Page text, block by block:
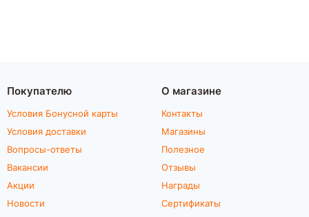
Покупателю
Условия Бонусной карты
Условия доставки
Вопросы-ответы
Вакансии
Акции
Новости
О магазине
Контакты
Магазины
Полезное
Отзывы
Награды
Сертификаты